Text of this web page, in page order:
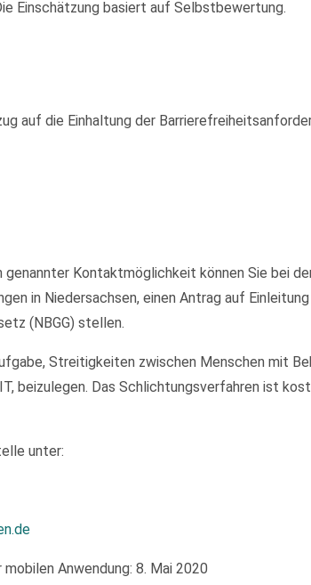
Einschätzung basiert auf Selbstbewertung.
auf die Einhaltung der
Kontaktmöglichkeit können Sie bei
in Niedersachsen, einen Antrag auf
(NBGG) stellen.
Streitigkeiten zwischen Menschen mit
beizulegen. Das Schlichtungsverfahren ist
unter:
Anwendung: 8. Mai 2020